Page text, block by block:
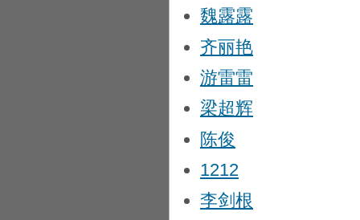
魏露露
齐丽艳
游雷雷
梁超辉
陈俊
1212
李剑根